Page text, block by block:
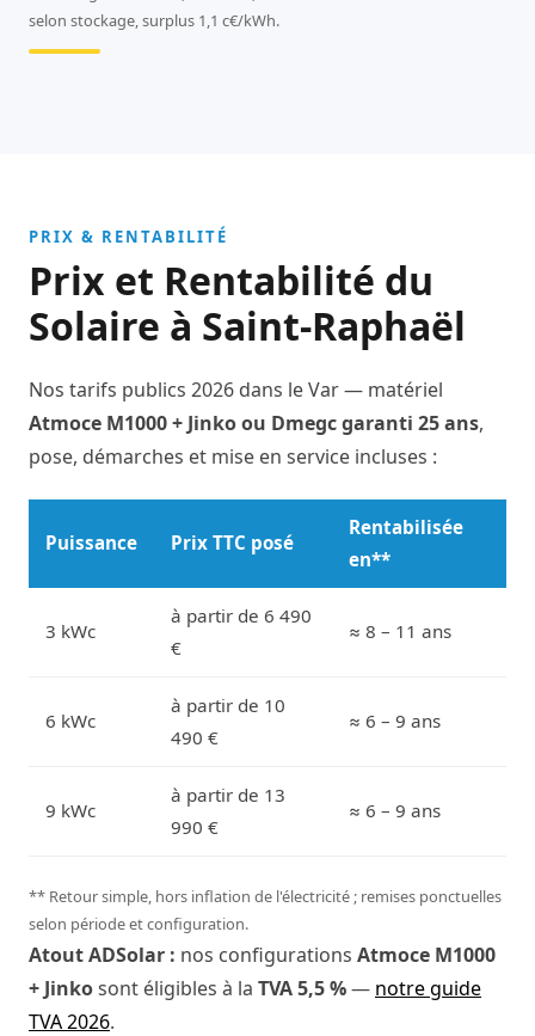
selon stockage, surplus 1,1 c€/kWh.
PRIX & RENTABILITÉ
Prix et Rentabilité du
Solaire à Saint-Raphaël
Nos tarifs publics 2026 dans le Var — matériel
Atmoce M1000 + Jinko ou Dmegc garanti 25 ans,
pose, démarches et mise en service incluses :
Puissance Prix TTC posé
Rentabilisée
en**
3 kWc
à partir de 6 490
€
≈ 8 – 11 ans
6 kWc
à partir de 10
490 €
≈ 6 – 9 ans
9 kWc
à partir de 13
990 €
≈ 6 – 9 ans
** Retour simple, hors inflation de l'électricité ; remises ponctuelles
selon période et configuration.
Atout ADSolar : nos configurations Atmoce M1000
+ Jinkosont éligibles à la TVA 5,5 %— notre guide
TVA 2026.